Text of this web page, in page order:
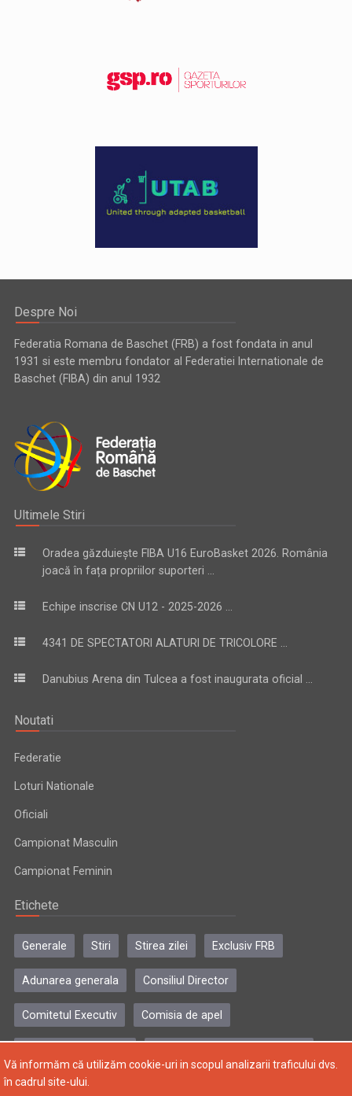
Despre Noi
Federatia Romana de Baschet (FRB) a fost fondata in anul
1931 si este membru fondator al Federatiei Internationale de
Baschet (FIBA) din anul 1932
Ultimele Stiri
Oradea găzduiește FIBA U16 EuroBasket 2026. România
joacă în fața propriilor suporteri ...
Echipe inscrise CN U12 - 2025-2026 ...
4341 DE SPECTATORI ALATURI DE TRICOLORE ...
Danubius Arena din Tulcea a fost inaugurata oficial ...
Noutati
Federatie
Loturi Nationale
Oficiali
Campionat Masculin
Campionat Feminin
Etichete
Generale Stiri Stirea zilei Exclusiv FRB
Adunarea generala Consiliul Director
Comitetul Executiv Comisia de apel
Vă informăm că utilizăm cookie-uri in scopul analizarii traficului dvs.
în cadrul site-ului.